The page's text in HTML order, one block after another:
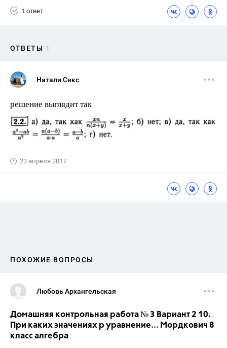
1 ответ
ОТВЕТЫ 1
Натали Сикс
решение выглядит так
23 апреля 2017
ПОХОЖИЕ ВОПРОСЫ
Любовь Архангельская
Домашняя контрольная работа № 3 Вариант 2 10.
При каких значениях р уравнение... Мордкович 8
класс алгебра